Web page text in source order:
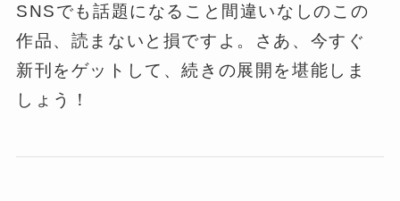
SNSでも話題になること間違いなしのこの
作品、読まないと損ですよ。さあ、今すぐ
新刊をゲットして、続きの展開を堪能しま
しょう！